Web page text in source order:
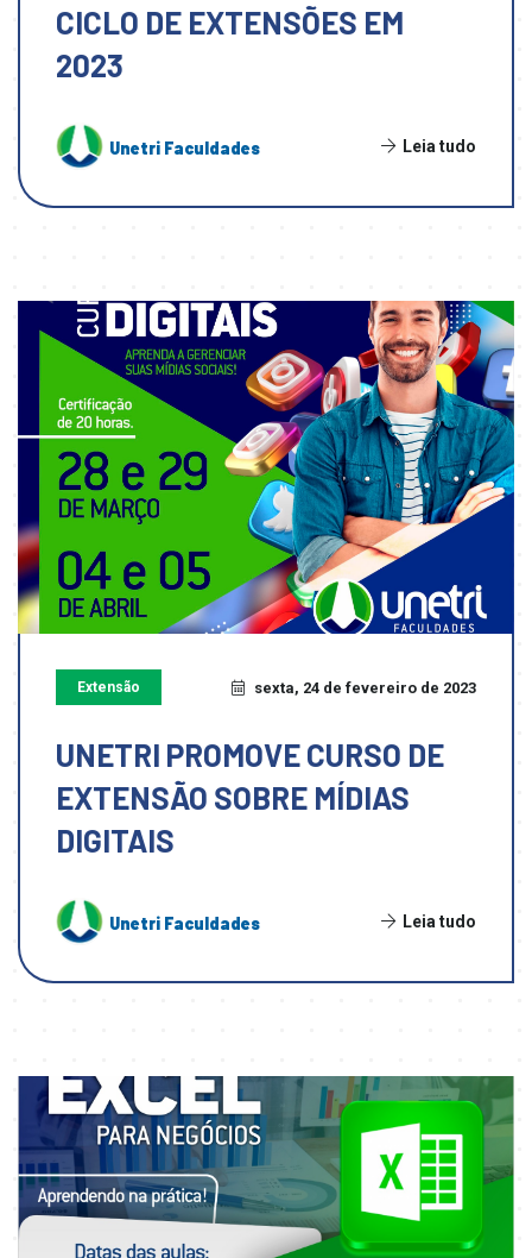
CICLO DE EXTENSÕES EM
2023
Unetri Faculdades Leia tudo
Extensão sexta, 24 de fevereiro de 2023
UNETRI PROMOVE CURSO DE
EXTENSÃO SOBRE MÍDIAS
DIGITAIS
Unetri Faculdades Leia tudo